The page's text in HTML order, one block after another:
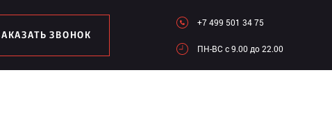
ЗВОНОК
+7 499 501 34 75
ПН-ВC c 9.00 до 22.00